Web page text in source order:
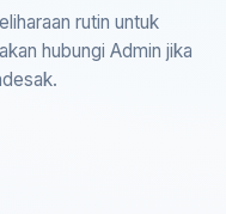
rutin untuk
hubungi Admin jika